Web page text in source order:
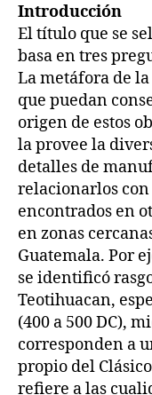
Introducción
El título que se
basa en tres
La metáfora de
que puedan
origen de estos
la provee la
detalles de
relacionarlos
encontrados en
en zonas
Guatemala. Por
se identificó
Teotihuacan,
(400 a 500 DC),
corresponden a
propio del
refiere a las